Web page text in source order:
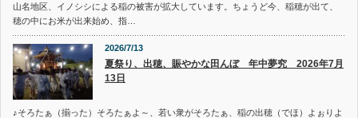
山名地区、イノシシによる稲の被害が拡大しています。ちょうど今、稲穂が出て、
穂の中にお米が出来始め、指…
2026/7/13
夏祭り、出穂、賑やかな田んぼ 年中夢究 2026年7月
13日
♪そろたぁ（揃った）そろたぁよ～、若い衆がそろたぁ、稲の出穂（でほ）よぉりよ